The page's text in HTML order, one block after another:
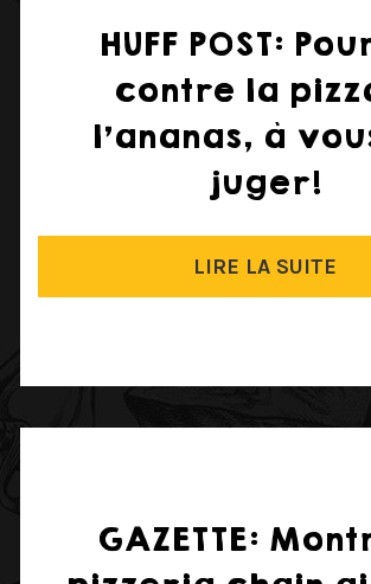
HUFF POST:
contre la
l’ananas, à
juger!
LIRE LA SUITE
GAZETTE: